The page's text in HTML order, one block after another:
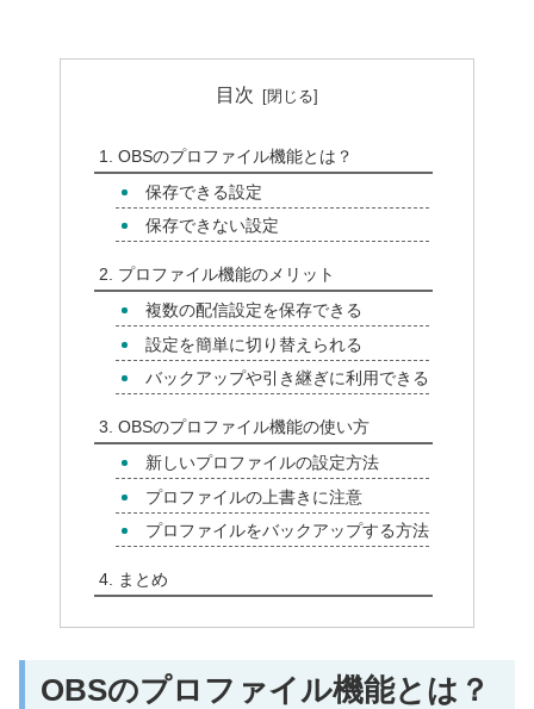
目次
OBSのプロファイル機能とは？
保存できる設定
保存できない設定
プロファイル機能のメリット
複数の配信設定を保存できる
設定を簡単に切り替えられる
バックアップや引き継ぎに利用できる
OBSのプロファイル機能の使い方
新しいプロファイルの設定方法
プロファイルの上書きに注意
プロファイルをバックアップする方法
まとめ
OBSのプロファイル機能とは？